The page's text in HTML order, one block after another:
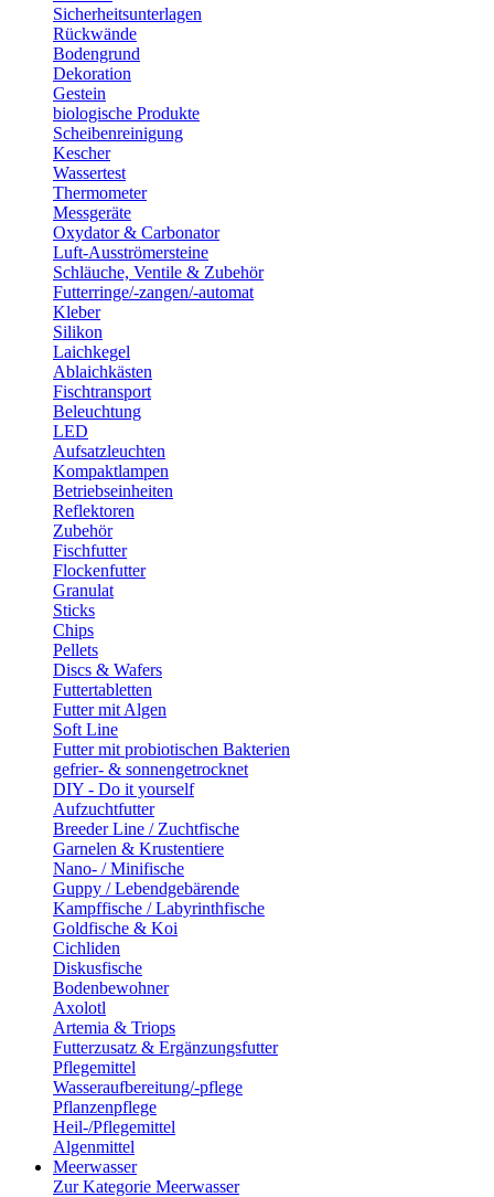
Sicherheitsunterlagen
Rückwände
Bodengrund
Dekoration
Gestein
biologische Produkte
Scheibenreinigung
Kescher
Wassertest
Thermometer
Messgeräte
Oxydator & Carbonator
Luft-Ausströmersteine
Schläuche, Ventile & Zubehör
Futterringe/-zangen/-automat
Kleber
Silikon
Laichkegel
Ablaichkästen
Fischtransport
Beleuchtung
LED
Aufsatzleuchten
Kompaktlampen
Betriebseinheiten
Reflektoren
Zubehör
Fischfutter
Flockenfutter
Granulat
Sticks
Chips
Pellets
Discs & Wafers
Futtertabletten
Futter mit Algen
Soft Line
Futter mit probiotischen Bakterien
gefrier- & sonnengetrocknet
DIY - Do it yourself
Aufzuchtfutter
Breeder Line / Zuchtfische
Garnelen & Krustentiere
Nano- / Minifische
Guppy / Lebendgebärende
Kampffische / Labyrinthfische
Goldfische & Koi
Cichliden
Diskusfische
Bodenbewohner
Axolotl
Artemia & Triops
Futterzusatz & Ergänzungsfutter
Pflegemittel
Wasseraufbereitung/-pflege
Pflanzenpflege
Heil-/Pflegemittel
Algenmittel
Meerwasser
Zur Kategorie Meerwasser